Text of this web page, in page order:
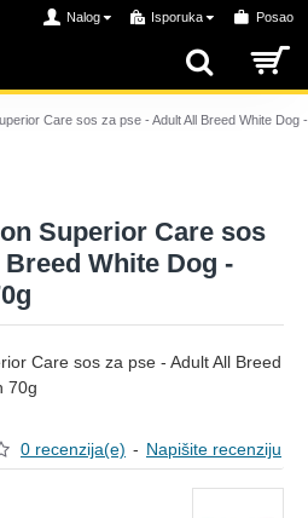
Nalog Isporuka Posao
Care sos za pse - Adult All Breed White Dog
Superior Care sos
White Dog -
0 recenzija(e) - Napišite recenziju